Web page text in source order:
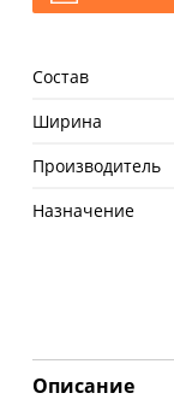
Состав
Ширина
Производитель
Назначение
Описание